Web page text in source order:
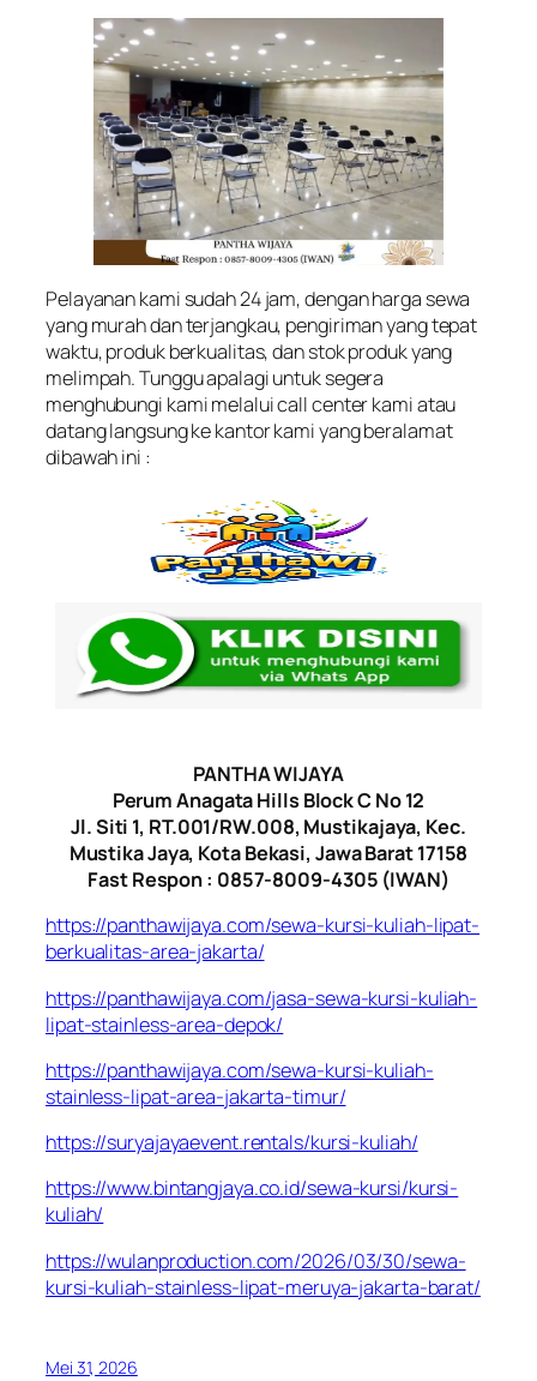
Pelayanan kami sudah 24 jam, dengan harga sewa
yang murah dan terjangkau, pengiriman yang tepat
waktu, produk berkualitas, dan stok produk yang
melimpah. Tunggu apalagi untuk segera
menghubungi kami melalui call center kami atau
datang langsung ke kantor kami yang beralamat
dibawah ini :
PANTHA WIJAYA
Perum Anagata Hills Block C No 12
Jl. Siti 1, RT.001/RW.008, Mustikajaya, Kec.
Mustika Jaya, Kota Bekasi, Jawa Barat 17158
Fast Respon : 0857-8009-4305 (IWAN)
https://panthawijaya.com/sewa-kursi-kuliah-lipat-
berkualitas-area-jakarta/
https://panthawijaya.com/jasa-sewa-kursi-kuliah-
lipat-stainless-area-depok/
https://panthawijaya.com/sewa-kursi-kuliah-
stainless-lipat-area-jakarta-timur/
https://suryajayaevent.rentals/kursi-kuliah/
https://www.bintangjaya.co.id/sewa-kursi/kursi-
kuliah/
https://wulanproduction.com/2026/03/30/sewa-
kursi-kuliah-stainless-lipat-meruya-jakarta-barat/
Mei 31, 2026